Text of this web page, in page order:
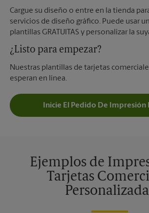
Cargue su diseño o entre en la tienda
servicios de diseño gráfico. Puede usar
plantillas GRATUITAS y personalizar la
¿Listo para empezar?
Nuestras plantillas de tarjetas
esperan en línea.
Inicie El Pedido De Impresión
Ejemplos de
Tarjetas